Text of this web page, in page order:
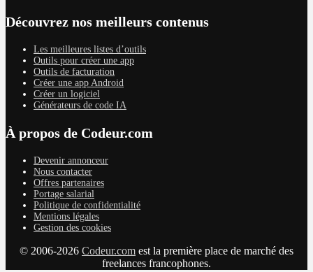
Découvrez nos meilleurs contenus
Les meilleures listes d’outils
Outils pour créer une app
Outils de facturation
Créer une app Android
Créer un logiciel
Générateurs de code IA
À propos de Codeur.com
Devenir annonceur
Nous contacter
Offres partenaires
Portage salarial
Politique de confidentialité
Mentions légales
Gestion des cookies
© 2006-2026 Codeur.com est la première place de marché des
freelances francophones.